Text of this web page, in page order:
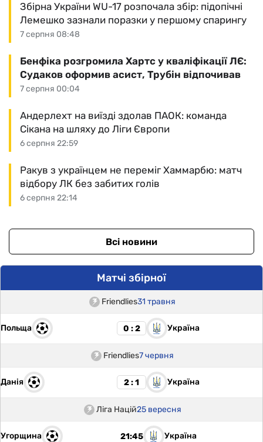
7 серпня 08:48
Збірна України WU-17 розпочала збір: підопічні
Лемешко зазнали поразки у першому спарингу
7 серпня 00:04
Бенфіка розгромила Хартс у кваліфікації ЛЄ:
Судаков оформив асист, Трубін відпочивав
6 серпня 22:59
Андерлехт на виїзді здолав ПАОК: команда
Сікана на шляху до Ліги Європи
6 серпня 22:14
Ракув з українцем не переміг Хаммарбю: матч
відбору ЛК без забитих голів
Всі новини
Матчі збірної
Friendlies31 травня
Польща 0 : 2 Україна
Friendlies7 червня
Данія 2 : 1 Україна
Ліга Націй25 вересня
Угорщина 21:45 Україна